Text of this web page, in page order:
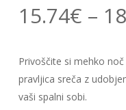
15.74€ –
Privoščite si mehko
pravljica sreča z
vaši spalni sobi.